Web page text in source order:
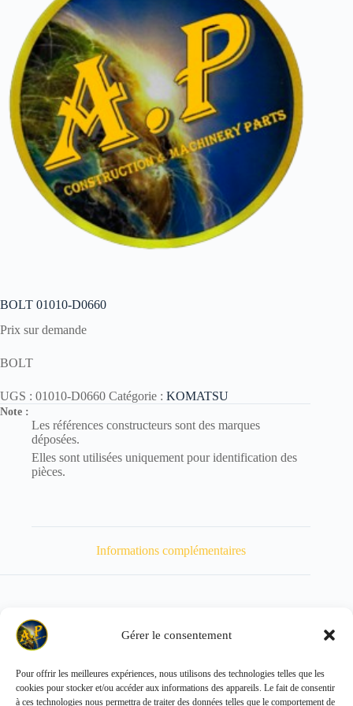
Gérer le consentement
Pour offrir les meilleures expériences, nous utilisons des technologies telles que les
cookies pour stocker et/ou accéder aux informations des appareils. Le fait de consentir
à ces technologies nous permettra de traiter des données telles que le comportement de
BOLT 01010-D0660
Prix sur demande
BOLT
UGS : 01010-D0660 Catégorie : KOMATSU
Note :
Les références constructeurs sont des marques
déposées.
Elles sont utilisées uniquement pour identification des
pièces.
Informations complémentaires
Poids 15 kg
Copyright © 2026 - ALL PARTS FRANCE SAS